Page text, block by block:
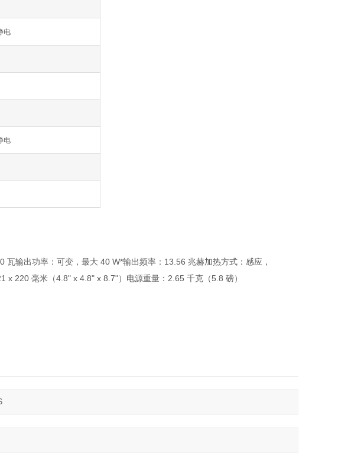
电
电
输出功率：可变，最大 40 W*输出频率：13.56 兆赫加热方式：感应，
220 毫米（4.8" x 4.8" x 8.7"）电源重量：2.65 千克（5.8 磅）